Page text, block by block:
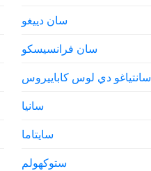
سان دييغو
سان فرانسيسكو
سانتياغو دي لوس كاباييروس
سانيا
سايتاما
ستوكهولم